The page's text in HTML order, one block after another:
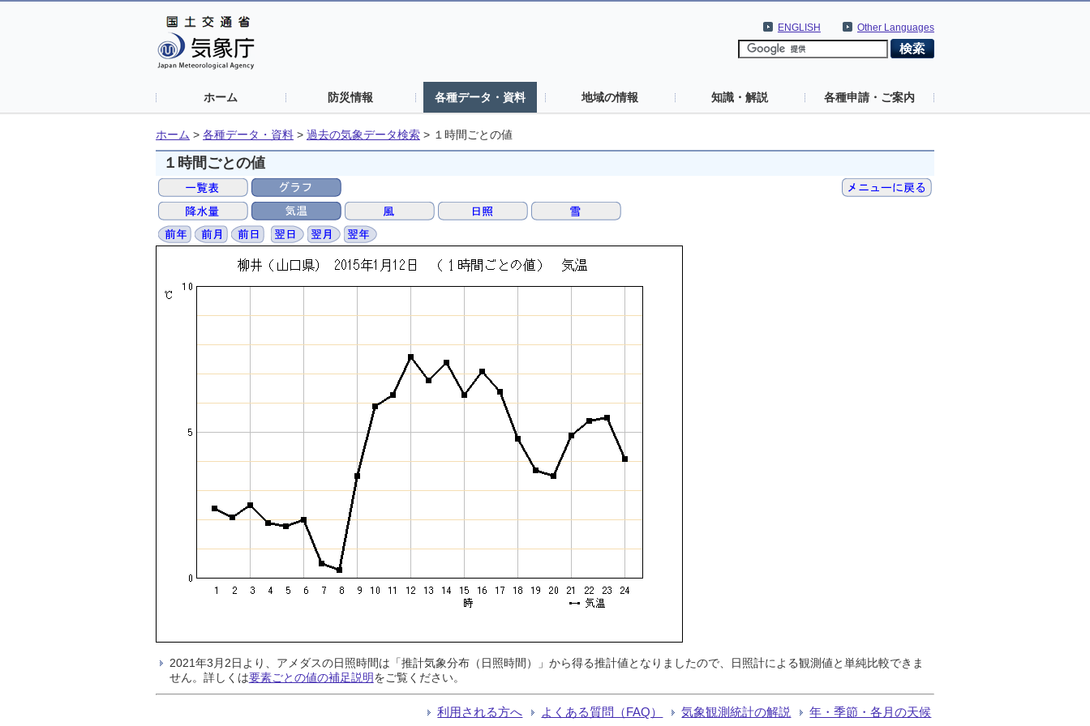
Other Languages
ENGLISH
ホーム 防災情報 各種データ・資料 地域の情報 知識・解説 各種申請・ご案内
ホーム > 各種データ・資料 > 過去の気象データ検索 > １時間ごとの値
１時間ごとの値
2021年3月2日より、アメダスの日照時間は「推計気象分布（日照時間）」から得る推計値となりましたので、日照計による観測値と単純比較できま
せん。詳しくは要素ごとの値の補足説明をご覧ください。
利用される方へ よくある質問（FAQ） 気象観測統計の解説 年・季節・各月の天候